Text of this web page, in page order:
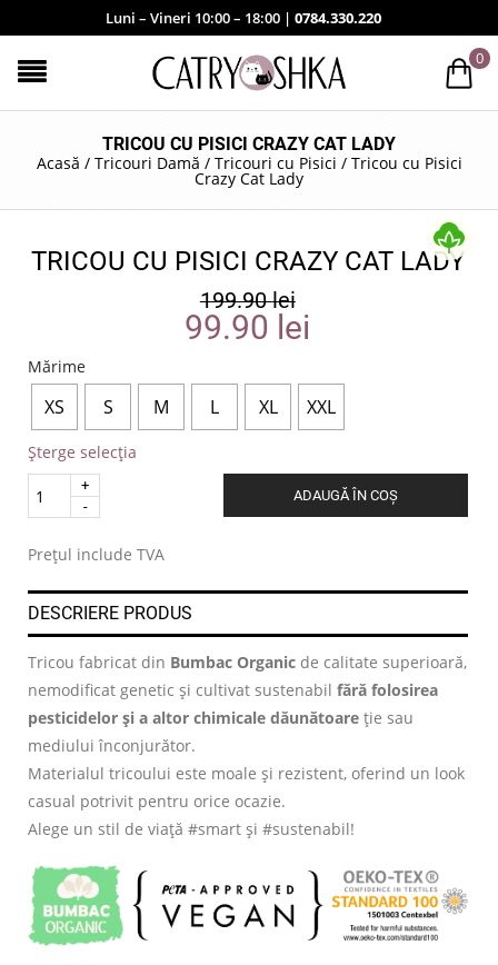
Luni – Vineri 10:00 – 18:00 | 0784.330.220
0
TRICOU CU PISICI CRAZY CAT LADY
Acasă / Tricouri Damă / Tricouri cu Pisici / Tricou cu Pisici
Crazy Cat Lady
TRICOU CU PISICI CRAZY CAT LADY
199.90lei
99.90 lei
Mărime
XS S M L XL XXL
Șterge selecția
Quantity
ADAUGĂ ÎN COȘ
Prețul include TVA
DESCRIERE PRODUS
Tricou fabricat din Bumbac Organic de calitate superioară,
nemodificat genetic și cultivat sustenabil fără folosirea
pesticidelor și a altor chimicale dăunătoare ție sau
mediului înconjurător.
Materialul tricoului este moale și rezistent, oferind un look
casual potrivit pentru orice ocazie.
Alege un stil de viață #smart și #sustenabil!